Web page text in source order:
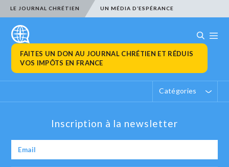
LE JOURNAL CHRÉTIEN UN MÉDIA D’ESPÉRANCE
FAITES UN DON AU JOURNAL CHRÉTIEN ET RÉDUIS
VOS IMPÔTS EN FRANCE
Catégories
Inscription à la newsletter